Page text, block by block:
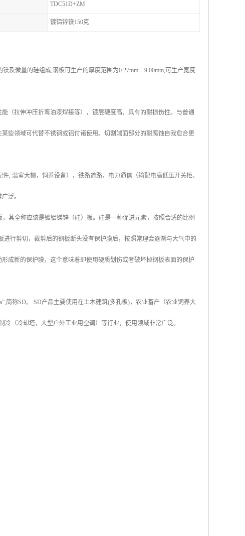
TDC51D+ZM
镀铝锌镁150克
及微量的硅组成,钢板可生产的厚度范围为0.27mm---9.00mm,可生产宽度
（拉伸冲压折弯油漆焊接等），镀层硬度高，具有的耐损伤性。与普通
些领域可代替不锈钢或铝付诸使用。切割端面部分的耐腐蚀自我愈合更
, 温室大棚，饲养设备），铁路道路，电力通信（输配电高低压开关柜、
泛。
其全称应该是镀铝镁锌（硅）板。硅是一种促进元素，按照合适的比例
行剪切，裁剪后的钢板断头没有保护膜后，按照常理会逐渐与大气中的
成新的保护膜，这个意味着即使用硬质划伤或者破坏掉钢板表面的保护
简称SD。 SD产品主要使用在土木建筑(多孔板)，农业畜产（农业饲养大
（冷却塔，大型户外工业用空调）等行业，使用领域非常广泛。